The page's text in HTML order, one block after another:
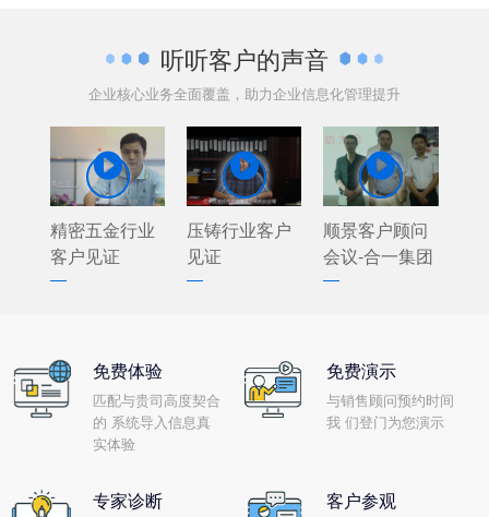
听听客户的声音
企业核心业务全面覆盖，助力企业信息化管理提升

精密五金行业
客户见证

压铸行业客户
见证

顺景客户顾问
会议-合一集团
免费体验
匹配与贵司高度契合
的 系统导入信息真
实体验
免费演示
与销售顾问预约时间
我 们登门为您演示
专家诊断 客户参观